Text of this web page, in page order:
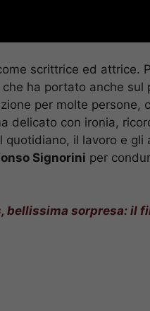
scrittrice ed attrice.
che ha portato anche sul
per molte persone,
delicato con ironia,
il lavoro e gli
Signorini per
bellissima sorpresa: il